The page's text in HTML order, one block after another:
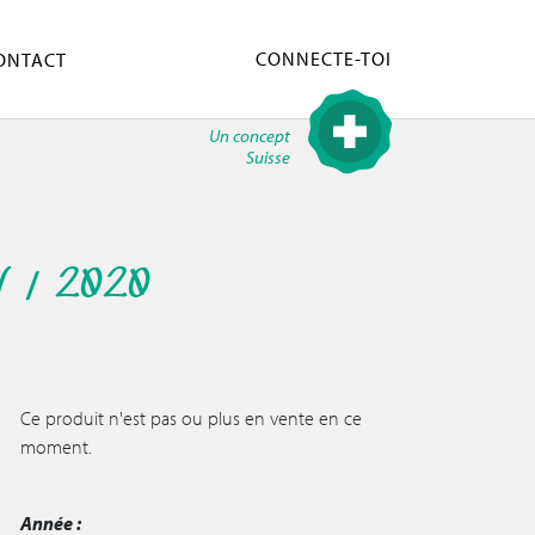
CONNECTE-TOI
Un concept
Suisse
/ 2020
Ce produit n'est pas ou plus en vente en ce
moment.
Année :